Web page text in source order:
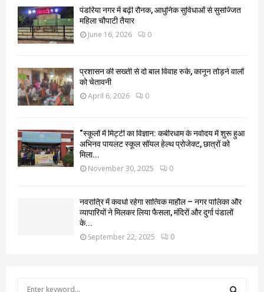
पंडरिया नगर में बढ़ी रौनक, आधुनिक सुविधाओं से सुसज्जित
महिला चौपाटी तैयार
June 16, 2026 0
प्रशासन की सख्ती से दो बाल विवाह रुके, कानून तोड़ने वालों
को चेतावनी
April 6, 2026 0
“स्कूलों में मिट्टी का विज्ञान: कबीरधाम के नवोदय में शुरू हुआ
अभिनव पायलट स्कूल सॉयल हेल्थ प्रोजेक्ट, छात्रों को
मिला...
November 30, 2025 0
नवरात्रि में कवर्धा रहेगा सात्विक माहौल – नगर पालिका और
व्यापारियों ने मिलकर लिया फैसला, मंदिरों और दुर्गा पंडालों
के...
September 22, 2025 0